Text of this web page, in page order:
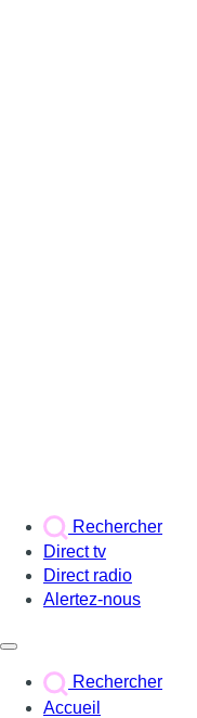
Rechercher
Direct tv
Direct radio
Alertez-nous
Rechercher
Accueil